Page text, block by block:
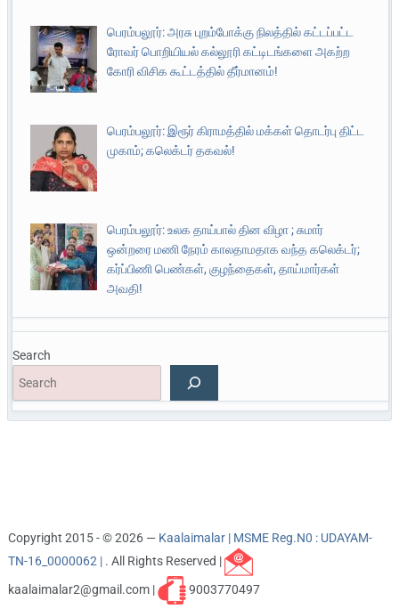
பெரம்பலூர்: அரசு புறம்போக்கு நிலத்தில் கட்டப்பட்ட
ரோவர் பொறியியல் கல்லூரி கட்டிடங்களை அகற்ற
கோரி விசிக கூட்டத்தில் தீர்மானம்!
பெரம்பலூர்: இரூர் கிராமத்தில் மக்கள் தொடர்பு திட்ட
முகாம்; கலெக்டர் தகவல்!
பெரம்பலூர்: உலக தாய்பால் தின விழா ; சுமார்
ஒன்றரை மணி நேரம் காலதாமதாக வந்த கலெக்டர்;
கர்ப்பிணி பெண்கள், குழந்தைகள், தாய்மார்கள்
அவதி!
Search
Copyright 2015 - © 2026 — Kaalaimalar | MSME Reg.N0 : UDAYAM-
TN-16_0000062 | . All Rights Reserved |
kaalaimalar2@gmail.com |
9003770497